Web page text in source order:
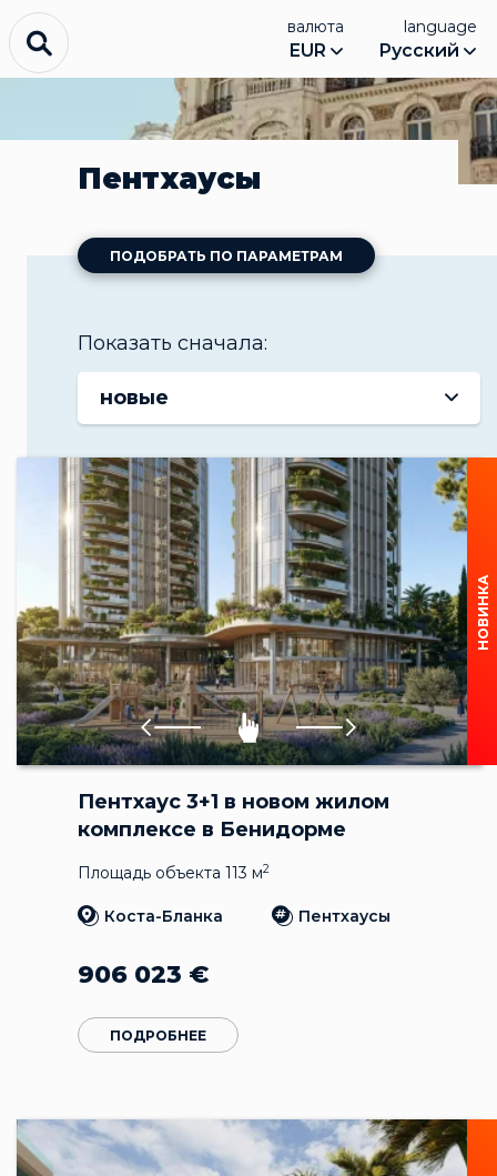
валюта
EUR
language
Русский
Пентхаусы
ПОДОБРАТЬ ПО ПАРАМЕТРАМ
Показать сначала:
новые
НОВИНКА
Пентхаус 3+1 в новом жилом
комплексе в Бенидорме
Площадь объекта 113 м2
Коста-Бланка Пентхаусы
906 023 €
ПОДРОБНЕЕ